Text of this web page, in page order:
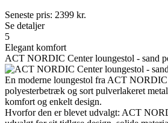
Seneste pris: 2399 kr.
Se detaljer
5
Elegant komfort
ACT NORDIC Center loungestol - sand
En moderne loungestol fra ACT NORDIC
polyesterbetræk og sort pulverlakeret
komfort og enkelt design.
Hvorfor den er blevet udvalgt: ACT